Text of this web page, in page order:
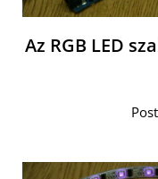
Az RGB LED